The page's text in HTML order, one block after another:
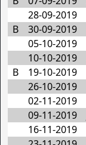
28-09-2019
B
30-09-2019
05-10-2019
10-10-2019
B
19-10-2019
26-10-2019
02-11-2019
09-11-2019
16-11-2019